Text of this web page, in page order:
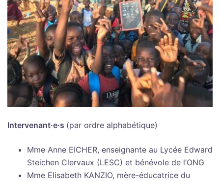
Intervenant·e·s (par ordre alphabétique)
Mme Anne EICHER, enseignante au Lycée Edward
Steichen Clervaux (LESC) et bénévole de l’ONG
Mme Elisabeth KANZIO, mère-éducatrice du